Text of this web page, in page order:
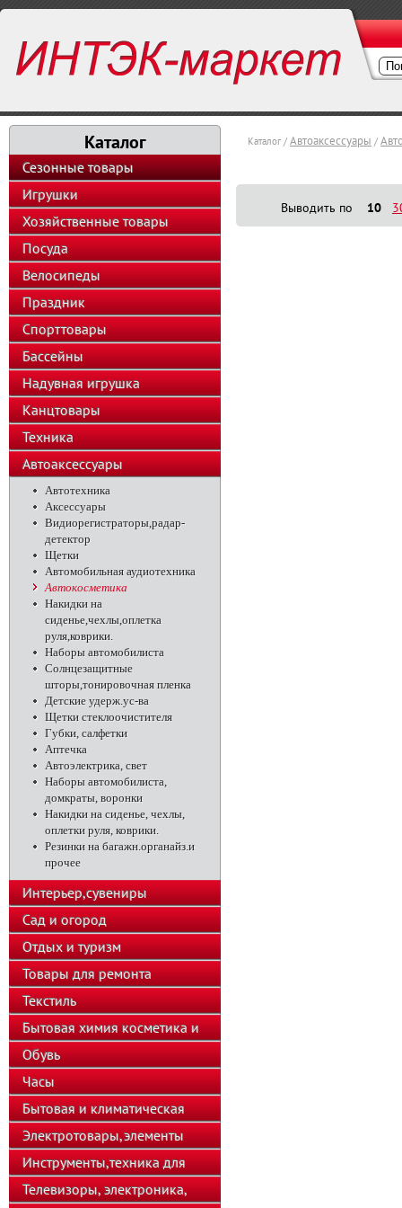
Каталог
Сезонные товары
Игрушки
Хозяйственные товары
Посуда
Велосипеды
Праздник
Спорттовары
Бассейны
Надувная игрушка
Канцтовары
Техника
Автоаксессуары
Автотехника
Аксессуары
Видиорегистраторы,радар-
детектор
Щетки
Автомобильная аудиотехника
Автокосметика
Накидки на
сиденье,чехлы,оплетка
руля,коврики.
Наборы автомобилиста
Солнцезащитные
шторы,тонировочная пленка
Детские удерж.ус-ва
Щетки стеклоочистителя
Губки, салфетки
Аптечка
Автоэлектрика, свет
Наборы автомобилиста,
домкраты, воронки
Накидки на сиденье, чехлы,
оплетки руля, коврики.
Резинки на багажн.органайз.и
прочее
Интерьер,сувениры
Сад и огород
Отдых и туризм
Товары для ремонта
Текстиль
Бытовая химия косметика и
парфюмерия
Обувь
Часы
Бытовая и климатическая
техника
Электротовары,элементы
питания
Инструменты,техника для
подсобного хозяйства
Телевизоры, электроника,
Каталог / Автоаксессуары /
Выводить по 10